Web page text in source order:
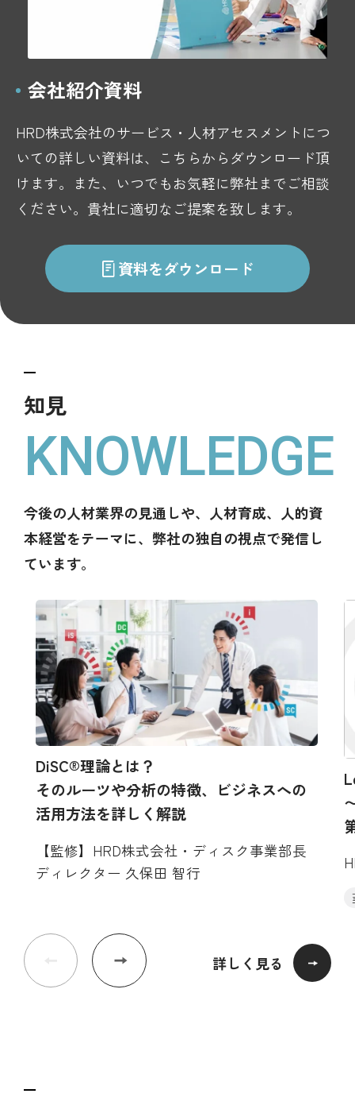
会社紹介資料
HRD株式会社のサービス・人材アセスメントにつ
いての詳しい資料は、こちらからダウンロード頂
けます。また、いつでもお気軽に弊社までご相談
ください。貴社に適切なご提案を致します。
資料をダウンロード
知見
KNOWLEDGE
今後の人材業界の見通しや、人材育成、人的資
本経営をテーマに、弊社の独自の視点で発信し
ています。
DiSC®理論とは？
そのルーツや分析の特徴、ビジネスへの
活用方法を詳しく解説
【監修】HRD株式会社・ディスク事業部長
ディレクター 久保田 智行
詳しく見る